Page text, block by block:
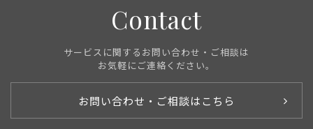
Contact
サービスに関するお問い合わせ・ご相談は
お気軽にご連絡ください。
お問い合わせ・ご相談はこちら